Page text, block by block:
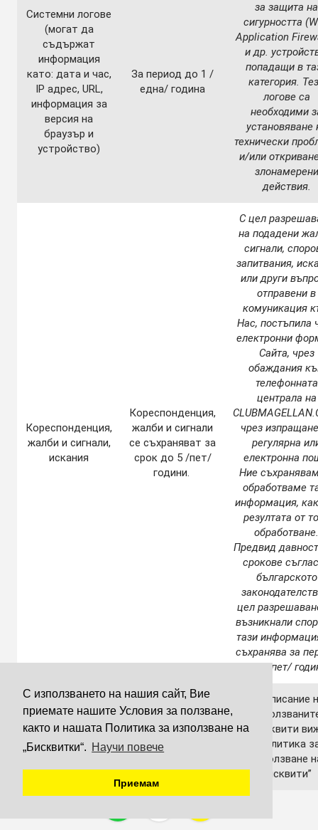
С използването на нашия сайт, Вие
приемате нашите Условия за ползване,
както и нашата Политика за използване на
„Бисквитки“. Научи повече
Приемам
Системни логове
(могат да
съдържат
информация
като: дата и час,
IP адрес, URL,
информация за
версия на
браузър и
устройство)
За период до 1 /
една/ година
за защита на
сигурността
Application
и др.
попадащи в
категория.
логове са
необходими
установяване
технически
и/или
злонамерени
действия.
Кореспонденция,
жалби и сигнали,
искания
Корeспонденция,
жалби и сигнали
се съхраняват за
срок до 5 /пет/
години.
С цел
на подадени
сигнали,
запитвания,
или други
отправени в
комуникация
Нас, постъпила
електронни
Сайта, чрез
обаждания
телефонната
централа на
чрез
регулярна
електронна
Ние
обработваме
информация,
резултата от
обработване.
Предвид
срокове
българското
цел
възникнали
тази
съхранява за
до 5 /пет/
Бисквити
До 6 /шест/
последното
ползване на
За описание
бисквити
“Политика
използване
Бисквити”